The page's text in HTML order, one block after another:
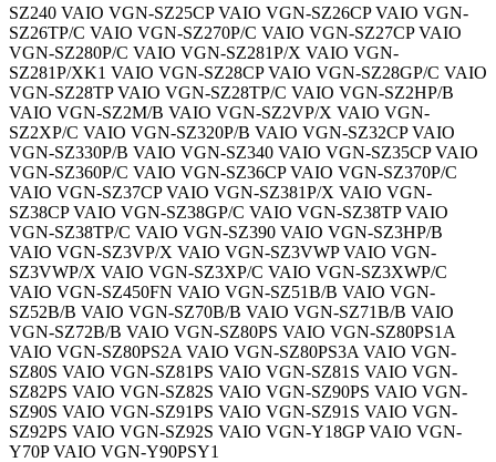
SZ240 VAIO VGN-SZ25CP VAIO VGN-SZ26CP VAIO VGN-
SZ26TP/C VAIO VGN-SZ270P/C VAIO VGN-SZ27CP VAIO
VGN-SZ280P/C VAIO VGN-SZ281P/X VAIO VGN-
SZ281P/XK1 VAIO VGN-SZ28CP VAIO VGN-SZ28GP/C VAIO
VGN-SZ28TP VAIO VGN-SZ28TP/C VAIO VGN-SZ2HP/B
VAIO VGN-SZ2M/B VAIO VGN-SZ2VP/X VAIO VGN-
SZ2XP/C VAIO VGN-SZ320P/B VAIO VGN-SZ32CP VAIO
VGN-SZ330P/B VAIO VGN-SZ340 VAIO VGN-SZ35CP VAIO
VGN-SZ360P/C VAIO VGN-SZ36CP VAIO VGN-SZ370P/C
VAIO VGN-SZ37CP VAIO VGN-SZ381P/X VAIO VGN-
SZ38CP VAIO VGN-SZ38GP/C VAIO VGN-SZ38TP VAIO
VGN-SZ38TP/C VAIO VGN-SZ390 VAIO VGN-SZ3HP/B
VAIO VGN-SZ3VP/X VAIO VGN-SZ3VWP VAIO VGN-
SZ3VWP/X VAIO VGN-SZ3XP/C VAIO VGN-SZ3XWP/C
VAIO VGN-SZ450FN VAIO VGN-SZ51B/B VAIO VGN-
SZ52B/B VAIO VGN-SZ70B/B VAIO VGN-SZ71B/B VAIO
VGN-SZ72B/B VAIO VGN-SZ80PS VAIO VGN-SZ80PS1A
VAIO VGN-SZ80PS2A VAIO VGN-SZ80PS3A VAIO VGN-
SZ80S VAIO VGN-SZ81PS VAIO VGN-SZ81S VAIO VGN-
SZ82PS VAIO VGN-SZ82S VAIO VGN-SZ90PS VAIO VGN-
SZ90S VAIO VGN-SZ91PS VAIO VGN-SZ91S VAIO VGN-
SZ92PS VAIO VGN-SZ92S VAIO VGN-Y18GP VAIO VGN-
Y70P VAIO VGN-Y90PSY1